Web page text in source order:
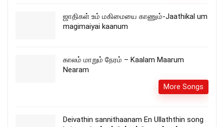
ஜாதிகள் உம் மகிமையை காணும்-Jaathikal um
magimaiyai kaanum
காலம் மாறும் நேரம் – Kaalam Maarum
Nearam
More Songs
Deivathin sannithaanam En Ullaththin song